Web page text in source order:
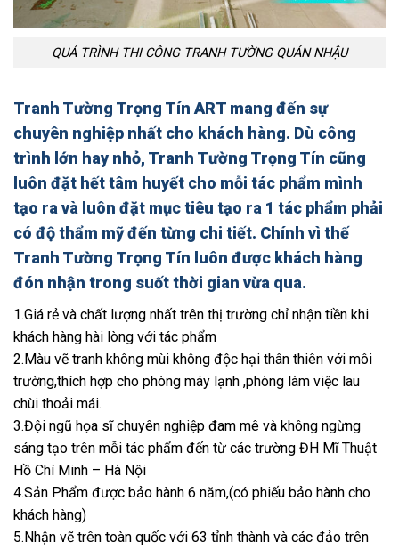
QUÁ TRÌNH THI CÔNG TRANH TƯỜNG QUÁN NHẬU
Tranh Tường Trọng Tín ART mang đến sự
chuyên nghiệp nhất cho khách hàng. Dù công
trình lớn hay nhỏ, Tranh Tường Trọng Tín cũng
luôn đặt hết tâm huyết cho mỗi tác phẩm mình
tạo ra và luôn đặt mục tiêu tạo ra 1 tác phẩm phải
có độ thẩm mỹ đến từng chi tiết. Chính vì thế
Tranh Tường Trọng Tín luôn được khách hàng
đón nhận trong suốt thời gian vừa qua.
1.Giá rẻ và chất lượng nhất trên thị trường chỉ nhận tiền khi
khách hàng hài lòng với tác phẩm
2.Màu vẽ tranh không mùi không độc hại thân thiên với môi
trường,thích hợp cho phòng máy lạnh ,phòng làm việc lau
chùi thoải mái.
3.Đội ngũ họa sĩ chuyên nghiệp đam mê và không ngừng
sáng tạo trên mỗi tác phẩm đến từ các trường ĐH Mĩ Thuật
Hồ Chí Minh – Hà Nội
4.Sản Phẩm được bảo hành 6 năm,(có phiếu bảo hành cho
khách hàng)
5.Nhận vẽ trên toàn quốc với 63 tỉnh thành và các đảo trên